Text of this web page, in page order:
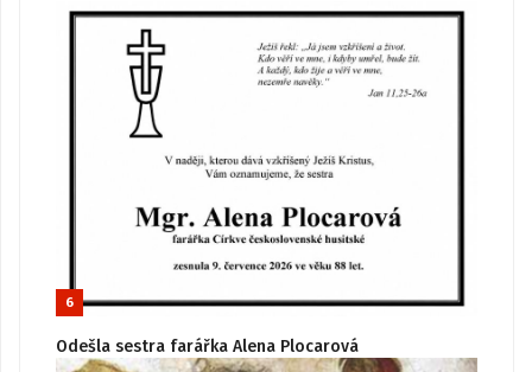
6
Odešla sestra farářka Alena Plocarová